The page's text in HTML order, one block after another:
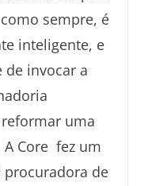
sempre, é
inteligente, e
de invocar a
uma
Core fez um
de